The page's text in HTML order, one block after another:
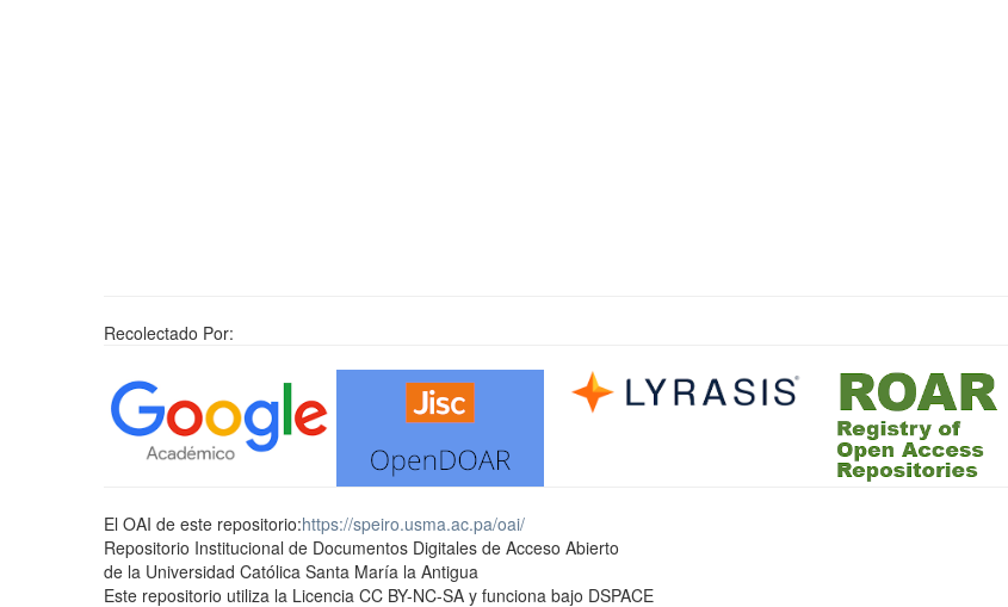
Recolectado Por:
El OAI de este repositorio:https://speiro.usma.ac.pa/oai/
Repositorio Institucional de Documentos Digitales de Acceso Abierto
de la Universidad Católica Santa María la Antigua
Este repositorio utiliza la Licencia CC BY-NC-SA y funciona bajo DSPACE